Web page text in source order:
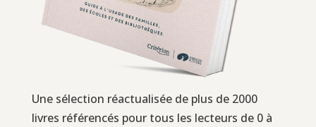
Une sélection réactualisée de plus de 2000
livres référencés pour tous les lecteurs de 0 à